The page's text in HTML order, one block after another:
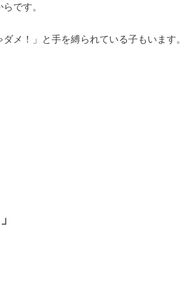
です。
メ！」と手を縛られている子もいます。